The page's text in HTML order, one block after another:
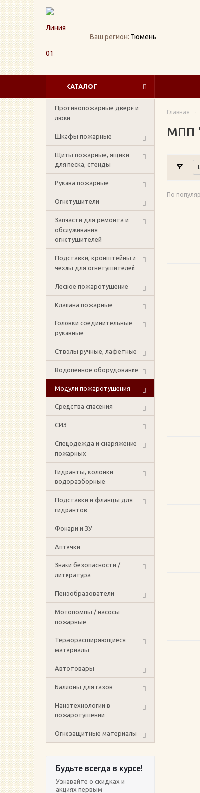
Ваш регион: Тюмень
КАТАЛОГ
Противопожарные двери и
люки
Шкафы пожарные
Щиты пожарные, ящики
для песка, стенды
Рукава пожарные
Огнетушители
Запчасти для ремонта и
обслуживания
огнетушителей
Подставки, кронштейны и
чехлы для огнетушителей
Лесное пожаротушение
Клапана пожарные
Головки соединительные
рукавные
Стволы ручные, лафетные
Водопенное оборудование
Модули пожаротушения
Средства спасения
СИЗ
Спецодежда и снаряжение
пожарных
Гидранты, колонки
водоразборные
Подставки и фланцы для
гидрантов
Фонари и ЗУ
Аптечки
Знаки безопасности /
литература
Пенообразователи
Мотопомпы / насосы
пожарные
Терморасширяющиеся
материалы
Автотовары
Баллоны для газов
Нанотехнологии в
пожаротушении
Огнезащитные материалы
Будьте всегда в курсе!
Узнавайте о скидках и
акциях первым
Главная -
МПП
По